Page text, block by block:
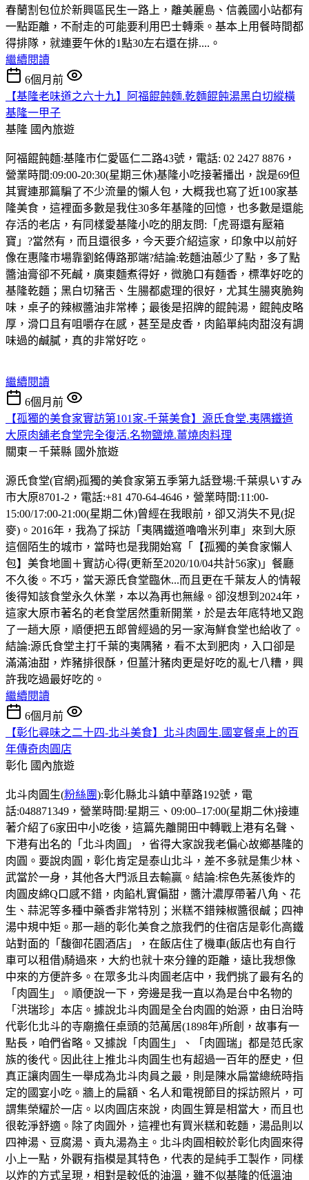
春蘭割包位於新興區民生一路上，離美麗島、信義國小站都有
一點距離，不耐走的可能要利用巴士轉乘。基本上用餐時間都
得排隊，就連要午休的1點30左右還在排....。
繼續閱讀
6個月前
【基隆老味道之六十九】阿福餛飩麵.乾麵餛飩湯黑白切縱橫
基隆一甲子
基隆 國內旅遊
阿福餛飩麵:基隆市仁愛區仁二路43號，電話: 02 2427 8876，
營業時間:09:00-20:30(星期三休)基隆小吃接著播出，說是69但
其實連那篇騙了不少流量的懶人包，大概我也寫了近100家基
隆美食，這裡面多數是我住30多年基隆的回憶，也多數是還能
存活的老店，有同樣愛基隆小吃的朋友問:「虎哥還有壓箱
寶」?當然有，而且還很多，今天要介紹這家，印象中以前好
像在惠隆市場靠劉銘傳路那端?結論:乾麵油蒽少了點，多了點
醬油膏卻不死鹹，廣東麵煮得好，微脆口有麵香，標準好吃的
基隆乾麵；黑白切豬舌、生腸都處理的很好，尤其生腸爽脆夠
味，桌子的辣椒醬油非常棒；最後是招牌的餛飩湯，餛飩皮略
厚，滑口且有咀嚼存在感，甚至是皮香，肉餡單純肉甜沒有調
味過的鹹膩，真的非常好吃。
繼續閱讀
6個月前
【孤獨的美食家實訪第101家-千葉美食】源氏食堂.夷隅鐵道
大原肉舖老食堂完全復活.名物鹽燒.薑燒肉料理
關東－千葉縣 國外旅遊
源氏食堂(官網)孤獨的美食家第五季第九話登場:千葉県いすみ
市大原8701-2，電話:+81 470-64-4646，營業時間:11:00-
15:00/17:00-21:00(星期二休)曾經在我眼前，卻又消失不見(捉
麥)。2016年，我為了採訪「夷隅鐵道嚕嚕米列車」來到大原
這個陌生的城市，當時也是我開始寫「【孤獨的美食家懶人
包】美食地圖＋實訪心得(更新至2020/10/04共計56家)」餐廳
不久後。不巧，當天源氏食堂臨休...而且更在千葉友人的情報
後得知該食堂永久休業，本以為再也無緣。卻沒想到2024年，
這家大原市著名的老食堂居然重新開業，於是去年底特地又跑
了一趟大原，順便把五郎曾經過的另一家海鮮食堂也給收了。
結論:源氏食堂主打千葉的夷隅豬，看不太到肥肉，入口卻是
滿滿油甜，炸豬排很酥，但薑汁豬肉更是好吃的亂七八糟，興
許我吃過最好吃的。
繼續閱讀
6個月前
【彰化尋味之二十四-北斗美食】北斗肉圓生.國宴餐桌上的百
年傳奇肉圓店
彰化 國內旅遊
北斗肉圓生(粉絲團):彰化縣北斗鎮中華路192號，電
話:048871349，營業時間:星期三、09:00–17:00(星期二休)接連
著介紹了6家田中小吃後，這篇先離開田中轉戰上港有名聲、
下港有出名的「北斗肉圓」，省得大家說我老偏心故鄉基隆的
肉圓。要說肉圓，彰化肯定是泰山北斗，差不多就是集少林、
武當於一身，其他各大門派且去輸贏。結論:棕色先蒸後炸的
肉圓皮綿Q口感不錯，肉餡札實偏甜，醬汁濃厚帶著八角、花
生、蒜泥等多種中藥香非常特別；米糕不錯辣椒醬很鹹；四神
湯中規中矩。那一趟的彰化美食之旅我們的住宿店是彰化高鐵
站對面的「馥御花園酒店」，在飯店住了機車(飯店也有自行
車可以租借)騎過來，大約也就十來分鐘的距離，遠比我想像
中來的方便許多。在眾多北斗肉圓老店中，我們挑了最有名的
「肉圓生」。順便說一下，旁邊是我一直以為是台中名物的
「洪瑞珍」本店。據說北斗肉圓是全台肉圓的始源，由日治時
代彰化北斗的寺廟擔任桌頭的范萬居(1898年)所創，故事有一
點長，咱們省略。又據說「肉圓生」、「肉圓瑞」都是范氏家
族的後代。因此往上推北斗肉圓生也有超過一百年的歷史，但
真正讓肉圓生一舉成為北斗肉員之最，則是陳水扁當總統時指
定的國宴小吃。牆上的扁額、名人和電視節目的採訪照片，可
謂集榮耀於一店。以肉圓店來說，肉圓生算是相當大，而且也
很乾淨舒適。除了肉圓外，這裡也有買米糕和乾麵，湯品則以
四神湯、豆腐湯、貢丸湯為主。北斗肉圓相較於彰化肉圓來得
小上一點，外觀有指模是其特色，代表的是純手工製作，同樣
以炸的方式呈現，相對是較低的油溫，雖不似基隆的低溫油